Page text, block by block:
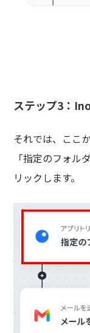
ステップ3：
それでは、ここ
「指定のフォル
リックします。